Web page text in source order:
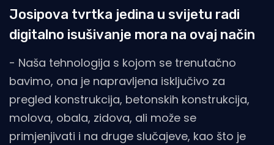
Josipova tvrtka jedina u svijetu radi
digitalno isušivanje mora na ovaj način
- Naša tehnologija s kojom se trenutačno
bavimo, ona je napravljena isključivo za
pregled konstrukcija, betonskih konstrukcija,
molova, obala, zidova, ali može se
primjenjivati i na druge slučajeve, kao što je